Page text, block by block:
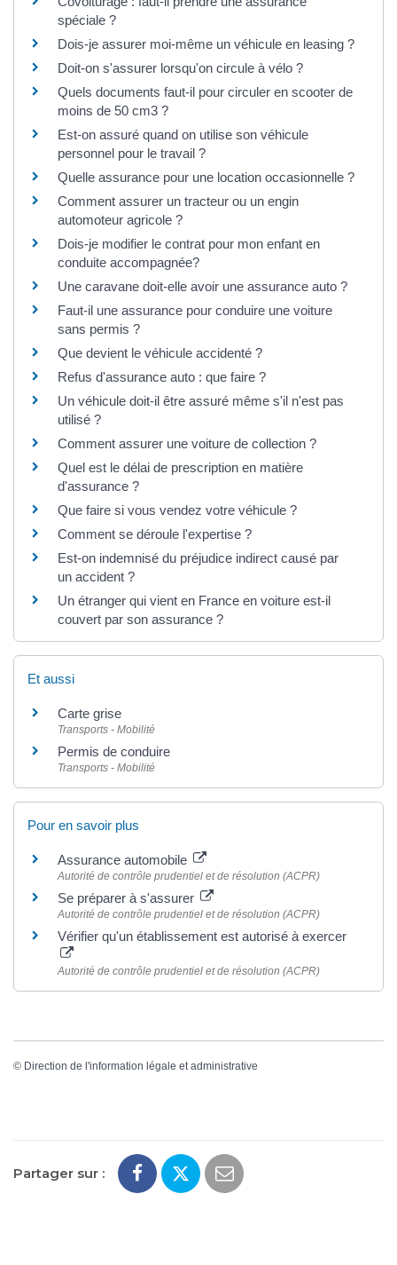
spéciale ?
Dois-je assurer moi-même un véhicule en leasing ?
Doit-on s'assurer lorsqu'on circule à vélo ?
Quels documents faut-il pour circuler en scooter de
moins de 50 cm3 ?
Est-on assuré quand on utilise son véhicule
personnel pour le travail ?
Quelle assurance pour une location occasionnelle ?
Comment assurer un tracteur ou un engin
automoteur agricole ?
Dois-je modifier le contrat pour mon enfant en
conduite accompagnée?
Une caravane doit-elle avoir une assurance auto ?
Faut-il une assurance pour conduire une voiture
sans permis ?
Que devient le véhicule accidenté ?
Refus d'assurance auto : que faire ?
Un véhicule doit-il être assuré même s'il n'est pas
utilisé ?
Comment assurer une voiture de collection ?
Quel est le délai de prescription en matière
d'assurance ?
Que faire si vous vendez votre véhicule ?
Comment se déroule l'expertise ?
Est-on indemnisé du préjudice indirect causé par
un accident ?
Un étranger qui vient en France en voiture est-il
couvert par son assurance ?
Et aussi
Carte grise
Transports - Mobilité
Permis de conduire
Transports - Mobilité
Pour en savoir plus
Assurance automobile
Autorité de contrôle prudentiel et de résolution (ACPR)
Se préparer à s'assurer
Autorité de contrôle prudentiel et de résolution (ACPR)
Vérifier qu'un établissement est autorisé à exercer
Autorité de contrôle prudentiel et de résolution (ACPR)
© Direction de l'information légale et administrative
Partager sur :